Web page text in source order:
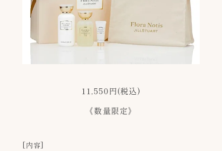
11,550円(税込)
《数量限定》
[内容]